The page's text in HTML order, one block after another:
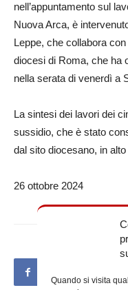
Quando si visita
nell’appuntamento sul
Nuova Arca, è
Leppe, che collabora
diocesi di Roma, che ha
nella serata di venerdì a
La sintesi dei lavori dei
sussidio, che è stato
dal sito diocesano, in
26 ottobre 2024